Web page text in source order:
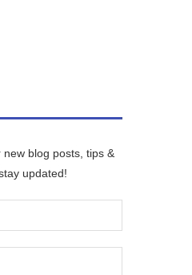
blog posts, tips &
updated!